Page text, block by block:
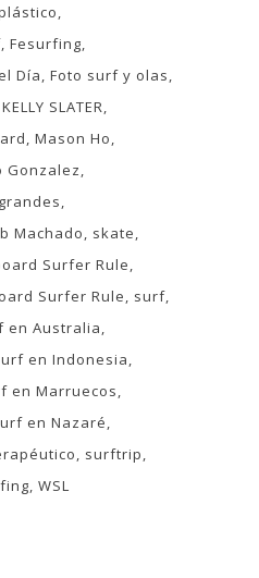
Fesurfing
Día Foto surf y olas
KELLY SLATER
Mason Ho
Gonzalez
Machado
skate
Surfer Rule
Surfer Rule
surf
en Australia
en Indonesia
en Marruecos
en Nazaré
surftrip
WSL